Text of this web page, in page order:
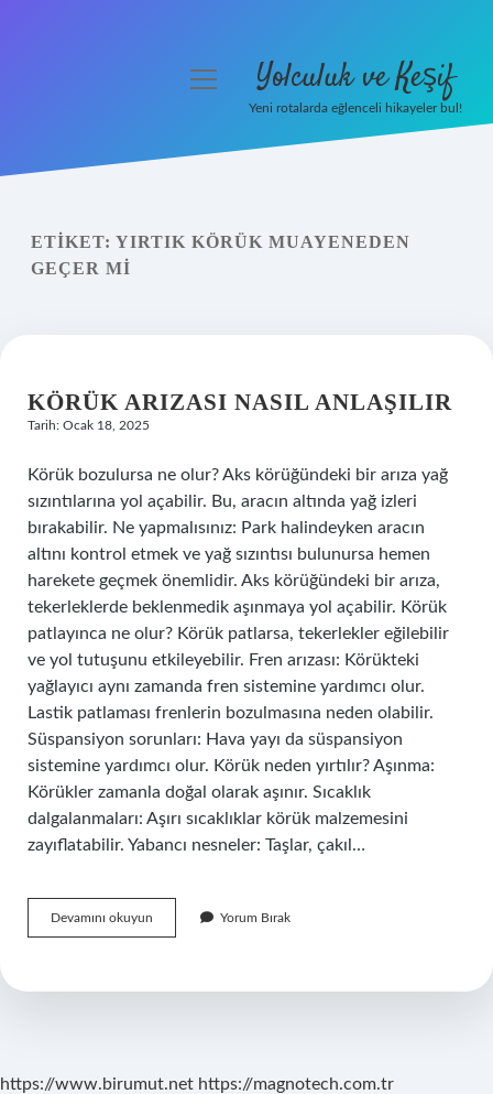
Yasal Uyarı
menüyü Yolculuk ve Keşif
Yeni rotalarda eğlenceli hikayeler bul!
ETIKET: YIRTIK KÖRÜK MUAYENEDEN
GEÇER MI
KÖRÜK ARIZASI NASIL ANLAŞILIR
Tarih: Ocak 18, 2025
Körük bozulursa ne olur? Aks körüğündeki bir arıza yağ
sızıntılarına yol açabilir. Bu, aracın altında yağ izleri
bırakabilir. Ne yapmalısınız: Park halindeyken aracın
altını kontrol etmek ve yağ sızıntısı bulunursa hemen
harekete geçmek önemlidir. Aks körüğündeki bir arıza,
tekerleklerde beklenmedik aşınmaya yol açabilir. Körük
patlayınca ne olur? Körük patlarsa, tekerlekler eğilebilir
ve yol tutuşunu etkileyebilir. Fren arızası: Körükteki
yağlayıcı aynı zamanda fren sistemine yardımcı olur.
Lastik patlaması frenlerin bozulmasına neden olabilir.
Süspansiyon sorunları: Hava yayı da süspansiyon
sistemine yardımcı olur. Körük neden yırtılır? Aşınma:
Körükler zamanla doğal olarak aşınır. Sıcaklık
dalgalanmaları: Aşırı sıcaklıklar körük malzemesini
zayıflatabilir. Yabancı nesneler: Taşlar, çakıl…
Devamını okuyun
Arızası
Yorum Bırak
https://www.birumut.net https://magnotech.com.tr